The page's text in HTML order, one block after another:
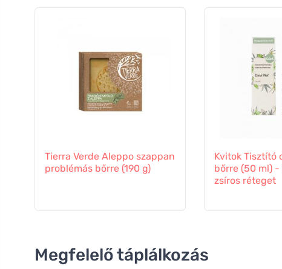
Tierra Verde Aleppo szappan
problémás bőrre (190 g)
Kvitok Tisztító
bőrre (50 ml)
zsíros réteget
Megfelelő táplálkozás